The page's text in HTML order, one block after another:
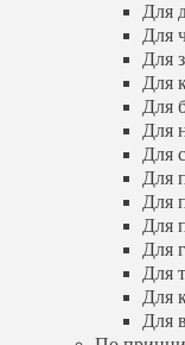
Для
Для
Для
Для
Для
Для
Для
По
Без
Без
Для
Для
Для
Для
Для
Для
Для
Для
Для
Для
Для
Для
Для
Для